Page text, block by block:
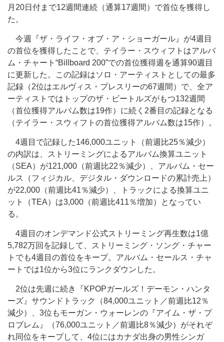
月20日付まで12週間連続（通算17週間）で首位を獲得し
た。
今週『ザ・ライフ・オブ・ア・ショーガール』が4週目
の首位を獲得したことで、テイラー・スウィフトはアルバ
ム・チャート“Billboard 200”での首位獲得週を通算90週目
に更新した。この記録はソロ・アーティストとしての最多
記録（2位はエルヴィス・プレスリーの67週間）で、全ア
ーティストではトップのザ・ビートルズがもつ132週間
（首位獲得アルバム数は19作）に続く2番目の記録となる
（テイラー・スウィフトの首位獲得アルバム数は15作）。
4週目で記録した146,000ユニット（前週比25％減少）
の内訳は、ストリーミングによるアルバム換算ユニット
（SEA）が121,000（前週比22％減少）、アルバム・セー
ルス（フィジカル、デジタル・ダウンロードの累計売上）
が22,000（前週比41％減少）、トラックによる換算ユニ
ット（TEA）は3,000（前週比411％増加）となってい
る。
4週目のオンデマンド公式ストリーミング再生数は1億
5,782万回を記録して、ストリーミング・ソング・チャー
トでも4週目の首位をキープ。アルバム・セールス・チャ
ートでは1位から3位にランクダウンした。
2位は先週に続き『KPOPガールズ！デーモン・ハンタ
ーズ』サウンドトラック（84,000ユニット／前週比12％
減少）、3位もモーガン・ウォーレンの『アイム・ザ・プ
ロブレム』（76,000ユニット／前週比8％減少）がそれぞ
れ同位をキープして、4位にはカナダ出身の男性シンガ